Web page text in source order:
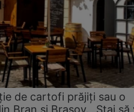
de cartofi prăjiţi sau o
Bran şi Braşov. „Stai să